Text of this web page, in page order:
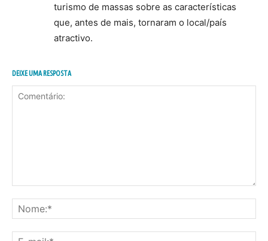
turismo de massas sobre as características
que, antes de mais, tornaram o local/país
atractivo.
DEIXE UMA RESPOSTA